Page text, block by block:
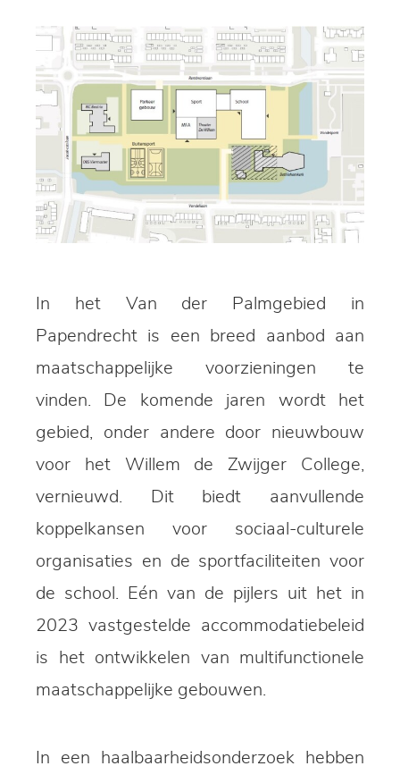
In het Van der Palmgebied in
Papendrecht is een breed aanbod aan
maatschappelijke voorzieningen te
vinden. De komende jaren wordt het
gebied, onder andere door nieuwbouw
voor het Willem de Zwijger College,
vernieuwd. Dit biedt aanvullende
koppelkansen voor sociaal-culturele
organisaties en de sportfaciliteiten voor
de school. Eén van de pijlers uit het in
2023 vastgestelde accommodatiebeleid
is het ontwikkelen van multifunctionele
maatschappelijke gebouwen.
In een haalbaarheidsonderzoek hebben